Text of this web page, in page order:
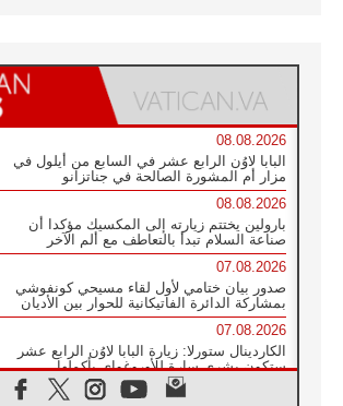
08.08.2026
البابا لاوُن الرابع عشر في السابع من أيلول في
مزار أم المشورة الصالحة في جناتزانو
08.08.2026
بارولين يختتم زيارته إلى المكسيك مؤكدا أن
صناعة السلام تبدأ بالتعاطف مع ألم الآخر
07.08.2026
صدور بيان ختامي لأول لقاء مسيحي كونفوشي
بمشاركة الدائرة الفاتيكانية للحوار بين الأديان
07.08.2026
الكاردينال ستورلا: زيارة البابا لاوُن الرابع عشر
ستكون بشرى سارة للأوروغواي بأكملها